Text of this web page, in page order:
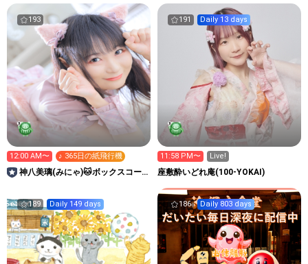
193
12:00 AM〜 ♪ 365日の紙飛行機
神八美璃(みにゃ)🐱ボックスコー
191 Daily 13 days
11:58 PM〜 Live!
座敷酔いどれ庵(100-YOKAI)
189 Daily 149 days 186 Daily 803 days